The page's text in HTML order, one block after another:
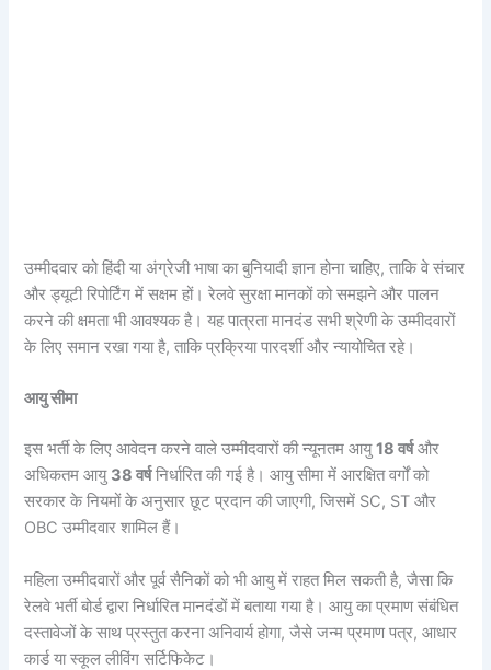
उम्मीदवार को हिंदी या अंग्रेजी भाषा का बुनियादी ज्ञान होना चाहिए, ताकि वे संचार
और ड्यूटी रिपोर्टिंग में सक्षम हों। रेलवे सुरक्षा मानकों को समझने और पालन
करने की क्षमता भी आवश्यक है। यह पात्रता मानदंड सभी श्रेणी के उम्मीदवारों
के लिए समान रखा गया है, ताकि प्रक्रिया पारदर्शी और न्यायोचित रहे।
आयु सीमा
इस भर्ती के लिए आवेदन करने वाले उम्मीदवारों की न्यूनतम आयु18 वर्षऔर
अधिकतम आयु 38 वर्षनिर्धारित की गई है। आयु सीमा में आरक्षित वर्गों को
सरकार के नियमों के अनुसार छूट प्रदान की जाएगी, जिसमें SC, ST और
OBC उम्मीदवार शामिल हैं।
महिला उम्मीदवारों और पूर्व सैनिकों को भी आयु में राहत मिल सकती है, जैसा कि
रेलवे भर्ती बोर्ड द्वारा निर्धारित मानदंडों में बताया गया है। आयु का प्रमाण संबंधित
दस्तावेजों के साथ प्रस्तुत करना अनिवार्य होगा, जैसे जन्म प्रमाण पत्र, आधार
कार्ड या स्कूल लीविंग सर्टिफिकेट।